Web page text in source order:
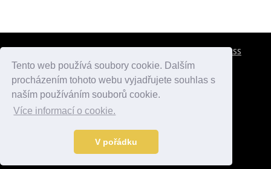
Tento web používá soubory cookie. Dalším
procházením tohoto webu vyjadřujete souhlas s
naším používáním souborů cookie.
Více informací o cookie.
V pořádku
RSS
atlaspamatek.info
Data o počasí jsou přebírána z
Kontakt:mail@desperado.cz